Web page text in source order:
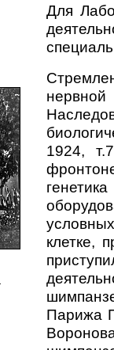
Для
1924,
клетке,
Парижа